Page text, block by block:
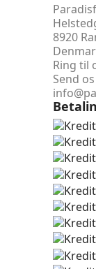
8920
Ring til
Send